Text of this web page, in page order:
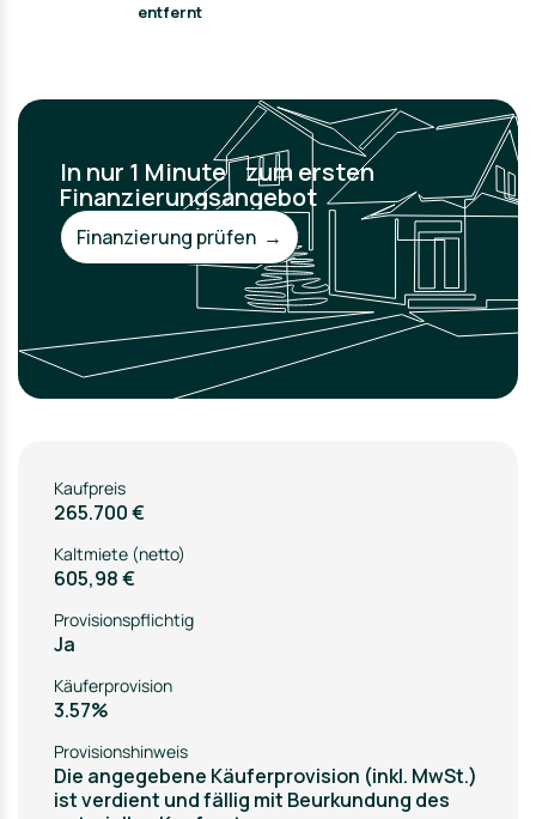
entfernt
In nur 1 Minute zum ersten
Finanzierungsangebot
Finanzierung prüfen →
Kaufpreis
265.700 €
Kaltmiete (netto)
605,98 €
Provisionspflichtig
Ja
Käuferprovision
3.57%
Provisionshinweis
Die angegebene Käuferprovision (inkl. MwSt.)
ist verdient und fällig mit Beurkundung des